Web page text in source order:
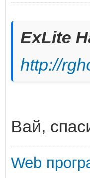
ExLite
http://
Вай,
Web